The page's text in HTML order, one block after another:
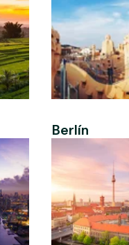
Berlín